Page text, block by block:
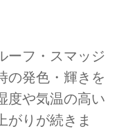
ーフ・スマッジ
の発色・輝きを
度や気温の高い
がりが続きま